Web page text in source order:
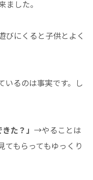
した。
びにくると子供とよく
いるのは事実です。し
た？」 →やることは
てもらってもゆっくり